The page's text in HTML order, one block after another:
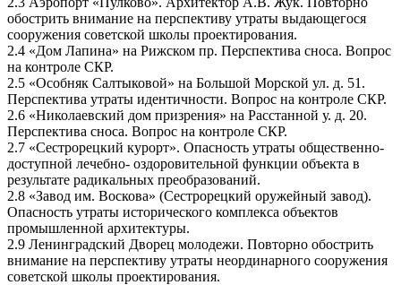
обострить внимание на перспективу утраты выдающегося
сооружения советской школы проектирования.
2.4 «Дом Лапина» на Рижском пр. Перспектива сноса. Вопрос
на контроле СКР.
2.5 «Особняк Салтыковой» на Большой Морской ул. д. 51.
Перспектива утраты идентичности. Вопрос на контроле СКР.
2.6 «Николаевский дом призрения» на Расстанной у. д. 20.
Перспектива сноса. Вопрос на контроле СКР.
2.7 «Сестрорецкий курорт». Опасность утраты общественно-
доступной лечебно- оздоровительной функции объекта в
результате радикальных преобразований.
2.8 «Завод им. Воскова» (Сестрорецкий оружейный завод).
Опасность утраты исторического комплекса объектов
промышленной архитектуры.
2.9 Ленинградский Дворец молодежи. Повторно обострить
внимание на перспективу утраты неординарного сооружения
советской школы проектирования.